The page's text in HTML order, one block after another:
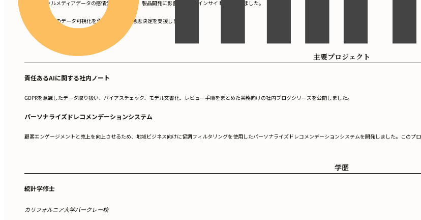
ソーシャルメディアデータの感情分析を実施し、製品開発に影響を与えるインサイトを提供しました。
経営層向けのデータ可視化を作成し、戦略的意思決定を支援しました。
主要プロジェクト
責任あるAIに関する社内ノート
GDPRを意識したデータ取り扱い、バイアスチェック、モデル文書化、レビュー手順をまとめた実務向けの社内ブログシリーズを公開しました。
パーソナライズドレコメンデーションシステム
顧客エンゲージメントと売上を向上させるため、地域ビジネス向けに協調フィルタリングを使用したパーソナライズドレコメンデーションシステムを開発しました。このプ
学歴
統計学修士
カリフォルニア大学バークレー校